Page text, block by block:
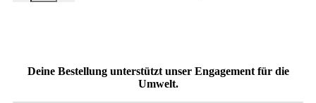
Deine Bestellung unterstützt unser Engagement für die
Umwelt.